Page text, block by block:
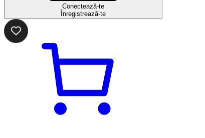
Conectează-te
Înregistrează-te